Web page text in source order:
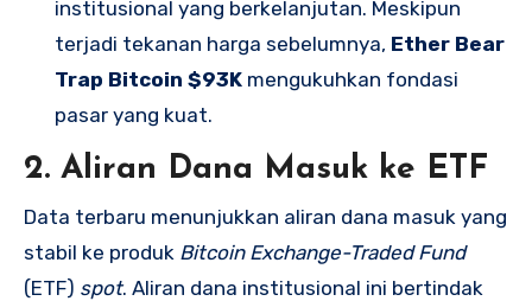
institusional yang berkelanjutan. Meskipun
terjadi tekanan harga sebelumnya, Ether Bear
Trap Bitcoin $93K mengukuhkan fondasi
pasar yang kuat.
2. Aliran Dana Masuk ke ETF
Data terbaru menunjukkan aliran dana masuk yang
stabil ke produk Bitcoin Exchange-Traded Fund
(ETF) spot. Aliran dana institusional ini bertindak